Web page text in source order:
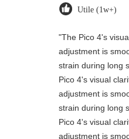
Utile (1w+)
"The Pico 4's
adjustment is
strain during long
Pico 4's visual
adjustment is
strain during long
Pico 4's visual
adjustment is